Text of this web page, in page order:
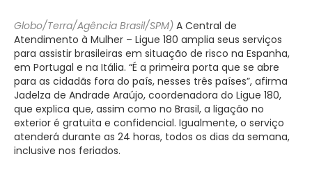
Globo/Terra/Agência Brasil/SPM) A Central de
Atendimento à Mulher – Ligue 180 amplia seus serviços
para assistir brasileiras em situação de risco na Espanha,
em Portugal e na Itália. “É a primeira porta que se abre
para as cidadãs fora do país, nesses três países”, afirma
Jadelza de Andrade Araújo, coordenadora do Ligue 180,
que explica que, assim como no Brasil, a ligação no
exterior é gratuita e confidencial. Igualmente, o serviço
atenderá durante as 24 horas, todos os dias da semana,
inclusive nos feriados.